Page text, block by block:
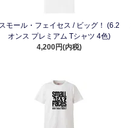
スモール・フェイセス / ビッグ！ (6.2
オンス プレミアム Tシャツ 4色)
4,200円(内税)